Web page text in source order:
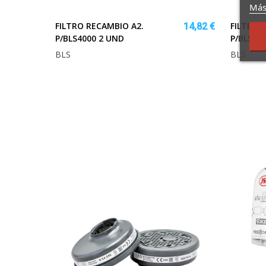
FILTRO RECAMBIO A2.
P/BLS4000 2 UND
14,82 €
BLS
FILTRO
P/
BLS